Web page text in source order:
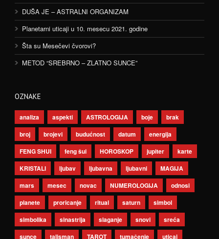
DUŠA JE – ASTRALNI ORGANIZAM
Planetarni uticaji u 10. mesecu 2021. godine
Šta su Mesečevi čvorovi?
METOD “SREBRNO – ZLATNO SUNCE”
OZNAKE
analiza aspekti ASTROLOGIJA boje
brak
broj
brojevi budućnost datum
energija
FENG SHUI
feng šui HOROSKOP jupiter
karte
KRISTALI
ljubav ljubavna ljubavni
MAGIJA
mars
mesec novac NUMEROLOGIJA
odnosi
planete
proricanje ritual saturn
simbol
simbolika
sinastrija slaganje snovi
sreća
sunce
talisman TAROT tumačenje uticaj